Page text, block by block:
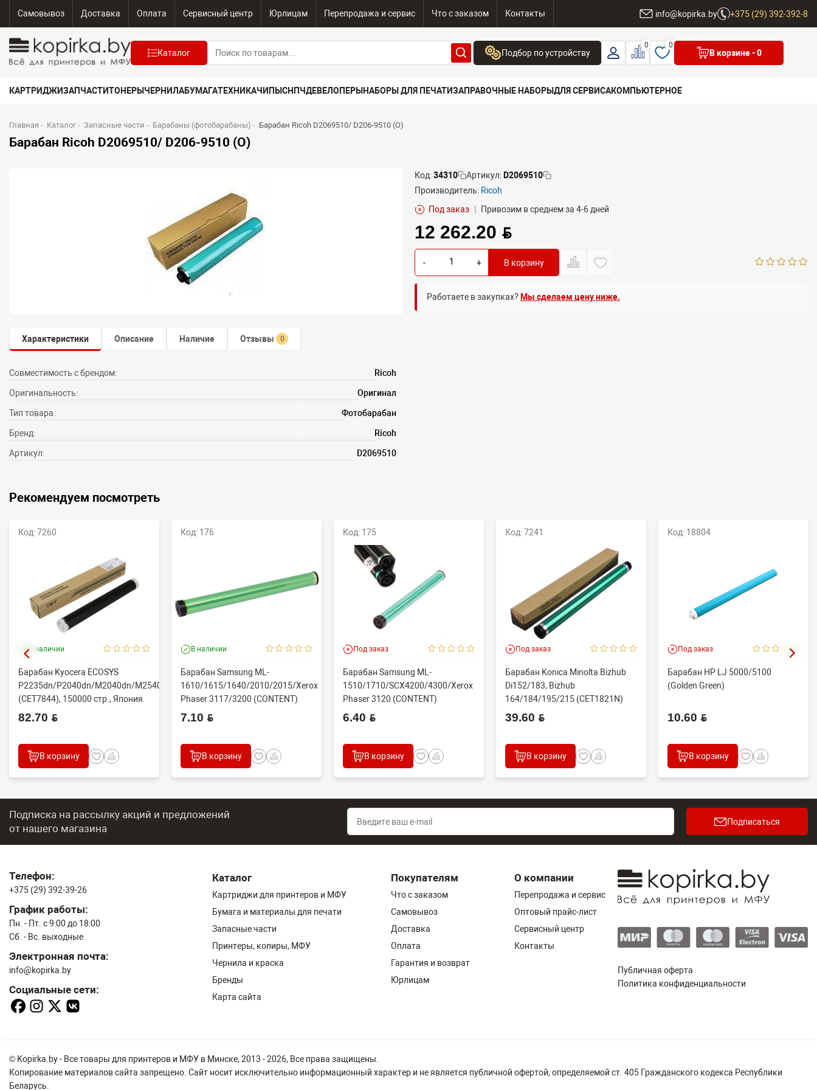
Самовывоз Доставка Оплата Сервисный центр Юрлицам Перепродажа и сервис Что с заказом Контакты info@kopirka.by +375 (29) 392-392-8
Каталог Подбор по устройству
Выберите бренд
0 0
В корзине- 0
КАРТРИДЖИЗАПЧАСТИТОНЕРЫ ЧЕРНИЛАБУМАГАТЕХНИКАЧИПЫСНПЧДЕВЕЛОПЕРЫ НАБОРЫ ДЛЯ ПЕЧАТИЗАПРАВОЧНЫЕ НАБОРЫДЛЯ СЕРВИСАКОМПЬЮТЕРНОЕ
Главная - Каталог - Запасные части - Барабаны (фотобарабаны) - Барабан Ricoh D2069510/ D206-9510 (O)
Барабан Ricoh D2069510/ D206-9510 (O)
Характеристики Описание Наличие Отзывы 0
Совместимость с брендом: Ricoh
Оригинальность: Оригинал
Тип товара: Фотобарабан
Бренд: Ricoh
Артикул: D2069510
Код:34310 Артикул: D2069510
Производитель: Ricoh
Под заказ
Привозим в среднем за 4-6 дней
12 262.20 BYN
- + В корзину
Работаете в закупках? Мы сделаем цену ниже.
Рекомендуем посмотреть
Код: 7260
В наличии
Барабан Kyocera ECOSYS
P2235dn/P2040dn/M2040dn/M2540dw
(CET7844), 150000 стр., Япония
82.70 BYN
В корзину
Код: 176
В наличии
Барабан Samsung ML-
1610/1615/1640/2010/2015/Xerox
Phaser 3117/3200 (CONTENT)
7.10 BYN
В корзину
Код: 175
Под заказ
Барабан Samsung ML-
1510/1710/SCX4200/4300/Xerox
Phaser 3120 (CONTENT)
6.40 BYN
В корзину
Код: 7241
Под заказ
Барабан Konica Minolta Bizhub
Di152/183, Bizhub
164/184/195/215 (CET1821N)
60000 стр.
39.60 BYN
В корзину
Код: 18804
Под заказ
Барабан HP LJ 5000/5100
(Golden Green)
10.60 BYN
В корзину
Подписка на рассылку акций и предложений
от нашего магазина
Подписаться
Телефон:
+375 (29) 392-39-26
График работы:
Пн. - Пт. с 9:00 до 18:00
Сб. - Вс. выходные
Электронная почта:
info@kopirka.by
Социальные сети:
Каталог
Картриджи для принтеров и МФУ
Бумага и материалы для печати
Запасные части
Принтеры, копиры, МФУ
Чернила и краска
Бренды
Карта сайта
Покупателям
Что с заказом
Самовывоз
Доставка
Оплата
Гарантия и возврат
Юрлицам
О компании
Перепродажа и сервис
Оптовый прайс-лист
Сервисный центр
Контакты
Публичная оферта
Политика конфиденциальности
© Kopirka.by - Все товары для принтеров и МФУ в Минске, 2013 - 2026, Все права защищены.
Копирование материалов сайта запрещено. Сайт носит исключительно информационный характер и не является публичной офертой, определяемой ст. 405 Гражданского кодекса Республики
Беларусь.